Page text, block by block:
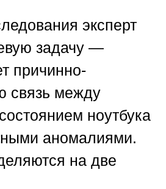
эксперт
задачу —
причинно-
связь между
ноутбука
аномалиями.
на две